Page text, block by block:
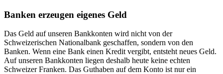
Banken erzeugen eigenes Geld
Das Geld auf unseren Bankkonten wird nicht von der
Schweizerischen Nationalbank geschaffen, sondern von den
Banken. Wenn eine Bank einen Kredit vergibt, entsteht neues Geld.
Auf unseren Bankkonten liegen deshalb heute keine echten
Schweizer Franken. Das Guthaben auf dem Konto ist nur ein